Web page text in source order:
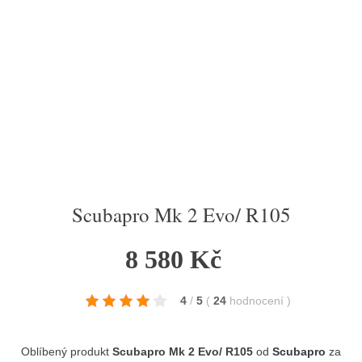
Scubapro Mk 2 Evo/ R105
8 580 Kč
4 / 5 ( 24 hodnocení )
Oblíbený produkt Scubapro Mk 2 Evo/ R105 od Scubapro za